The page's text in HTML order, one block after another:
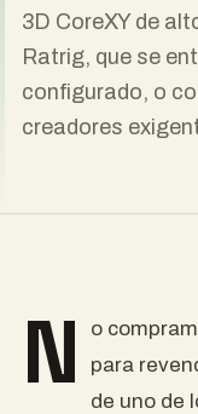
3D CoreXY de
Ratrig, que se
configurado, o
creadores
N
o
para
de uno de